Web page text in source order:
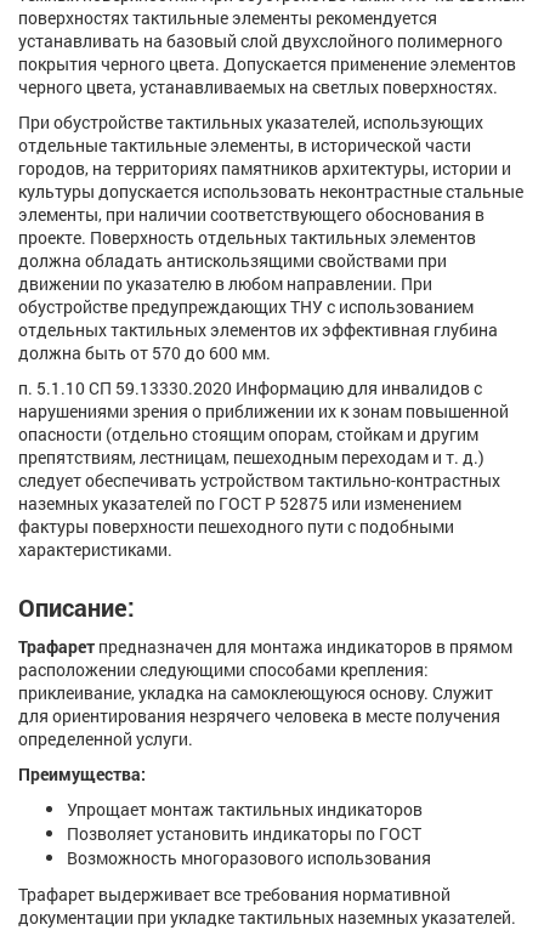
поверхностях тактильные элементы рекомендуется
устанавливать на базовый слой двухслойного полимерного
покрытия черного цвета. Допускается применение элементов
черного цвета, устанавливаемых на светлых поверхностях.
При обустройстве тактильных указателей, использующих
отдельные тактильные элементы, в исторической части
городов, на территориях памятников архитектуры, истории и
культуры допускается использовать неконтрастные стальные
элементы, при наличии соответствующего обоснования в
проекте. Поверхность отдельных тактильных элементов
должна обладать антискользящими свойствами при
движении по указателю в любом направлении. При
обустройстве предупреждающих ТНУ с использованием
отдельных тактильных элементов их эффективная глубина
должна быть от 570 до 600 мм.
п. 5.1.10 СП 59.13330.2020 Информацию для инвалидов с
нарушениями зрения о приближении их к зонам повышенной
опасности (отдельно стоящим опорам, стойкам и другим
препятствиям, лестницам, пешеходным переходам и т. д.)
следует обеспечивать устройством тактильно-контрастных
наземных указателей по ГОСТ Р 52875 или изменением
фактуры поверхности пешеходного пути с подобными
характеристиками.
Описание:
Трафарет предназначен для монтажа индикаторов в прямом
расположении следующими способами крепления:
приклеивание, укладка на самоклеющуюся основу. Служит
для ориентирования незрячего человека в месте получения
определенной услуги.
Преимущества:
Упрощает монтаж тактильных индикаторов
Позволяет установить индикаторы по ГОСТ
Возможность многоразового использования
Трафарет выдерживает все требования нормативной
документации при укладке тактильных наземных указателей.